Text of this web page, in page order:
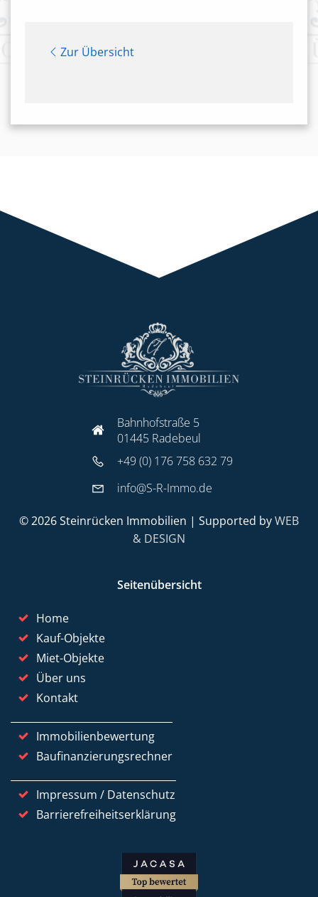
Zur Übersicht
Bahnhofstraße 5
01445 Radebeul
+49 (0) 176 758 632 79
info@S-R-Immo.de
© 2026 Steinrücken Immobilien | Supported byWEB
& DESIGN
Seitenübersicht
Home
Kauf-Objekte
Miet-Objekte
Über uns
Kontakt
Immobilienbewertung
Baufinanzierungsrechner
Impressum / Datenschutz
Barrierefreiheitserklärung